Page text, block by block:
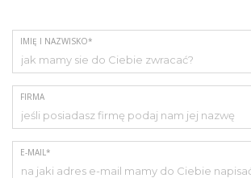
IMIĘ I NAZWISKO*
FIRMA
E-MAIL*